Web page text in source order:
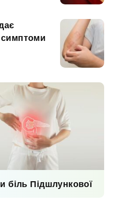
біль Підшлункової